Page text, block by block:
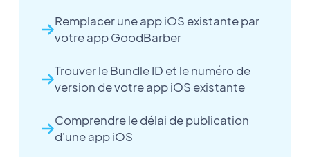
Remplacer une app iOS existante par
votre app GoodBarber
Trouver le Bundle ID et le numéro de
version de votre app iOS existante
Comprendre le délai de publication
d'une app iOS